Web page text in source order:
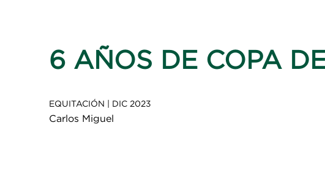
6 AÑOS DE COPA
EQUITACIÓN DIC 2023
Carlos Miguel